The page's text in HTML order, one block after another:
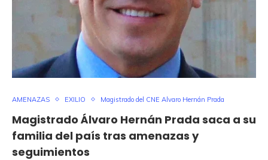
AMENAZAS EXILIO Magistrado del CNE Alvaro Hernán Prada
Magistrado Álvaro Hernán Prada saca a su
familia del país tras amenazas y
seguimientos